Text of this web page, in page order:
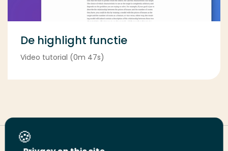
De highlight functie
Video tutorial (0m 47s)
Deel deze pagina